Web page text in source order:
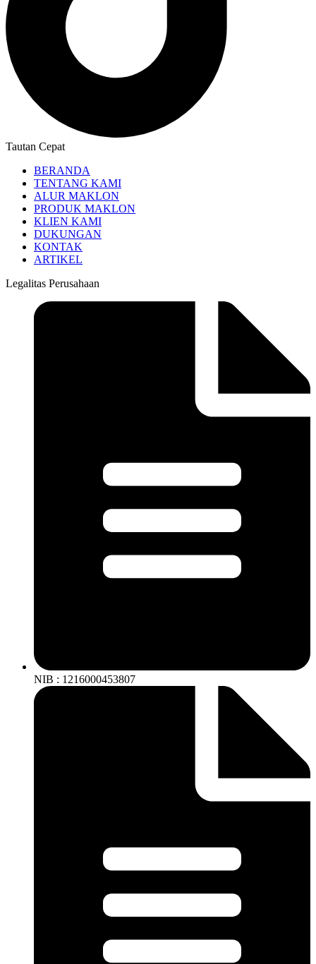
Tautan Cepat
BERANDA
TENTANG KAMI
ALUR MAKLON
PRODUK MAKLON
KLIEN KAMI
DUKUNGAN
KONTAK
ARTIKEL
Legalitas Perusahaan
NIB : 1216000453807